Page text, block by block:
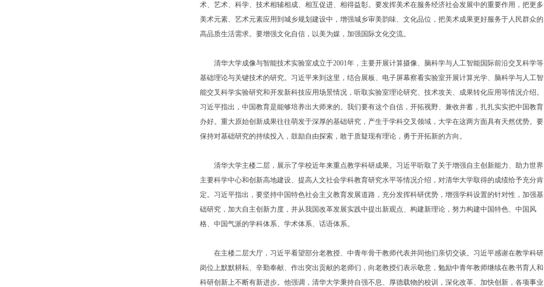
术、艺术、科学、技术相辅相成、相互促进、相得益彰。要发挥美术在服务经济社会发展中的重要作用，把更多
美术元素、艺术元素应用到城乡规划建设中，增强城乡审美韵味、文化品位，把美术成果更好服务于人民群众的
高品质生活需求。要增强文化自信，以美为媒，加强国际文化交流。
清华大学成像与智能技术实验室成立于2001年，主要开展计算摄像、脑科学与人工智能国际前沿交叉科学等
基础理论与关键技术的研究。习近平来到这里，结合展板、电子屏幕察看实验室开展计算光学、脑科学与人工智
能交叉科学实验研究和开发新科技应用场景情况，听取实验室理论研究、技术攻关、成果转化应用等情况介绍。
习近平指出，中国教育是能够培养出大师来的。我们要有这个自信，开拓视野、兼收并蓄，扎扎实实把中国教育
办好。重大原始创新成果往往萌发于深厚的基础研究，产生于学科交叉领域，大学在这两方面具有天然优势。要
保持对基础研究的持续投入，鼓励自由探索，敢于质疑现有理论，勇于开拓新的方向。
清华大学主楼二层，展示了学校近年来重点教学科研成果。习近平听取了关于增强自主创新能力、助力世界
主要科学中心和创新高地建设、提高人文社会学科教育研究水平等情况介绍，对清华大学取得的成绩给予充分肯
定。习近平指出，要坚持中国特色社会主义教育发展道路，充分发挥科研优势，增强学科设置的针对性，加强基
础研究，加大自主创新力度，并从我国改革发展实践中提出新观点、构建新理论，努力构建中国特色、中国风
格、中国气派的学科体系、学术体系、话语体系。
在主楼二层大厅，习近平看望部分老教授、中青年骨干教师代表并同他们亲切交谈。习近平感谢在教学科研
岗位上默默耕耘、辛勤奉献、作出突出贡献的老师们，向老教授们表示敬意，勉励中青年教师继续在教书育人和
科研创新上不断有新进步。他强调，清华大学秉持自强不息、厚德载物的校训，深化改革、加快创新，各项事业